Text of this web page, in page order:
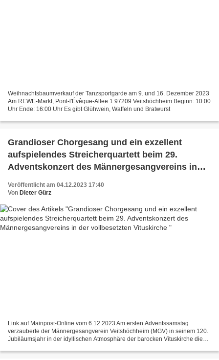
Weihnachtsbaumverkauf der Tanzsportgarde am 9. und 16. Dezember 2023
Am REWE-Markt, Pont-l'Évêque-Allee 1 97209 Veitshöchheim Beginn: 10:00
Uhr Ende: 16:00 Uhr Es gibt Glühwein, Waffeln und Bratwurst
Grandioser Chorgesang und ein exzellent
aufspielendes Streicherquartett beim 29.
Adventskonzert des Männergesangvereins in
Veröffentlicht am 04.12.2023 17:40
Von Dieter Gürz
Link auf Mainpost-Online vom 6.12.2023 Am ersten Adventssamstag
verzauberte der Männergesangverein Veitshöchheim (MGV) in seinem 120.
Jubiläumsjahr in der idyllischen Atmosphäre der barocken Vituskirche die